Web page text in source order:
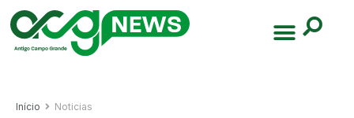
Início Noticias